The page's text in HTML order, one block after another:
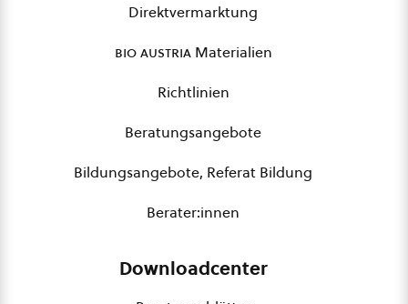
Direktvermarktung
bio austriaMaterialien
Richtlinien
Beratungsangebote
Bildungsangebote, Referat Bildung
Berater:innen
Downloadcenter